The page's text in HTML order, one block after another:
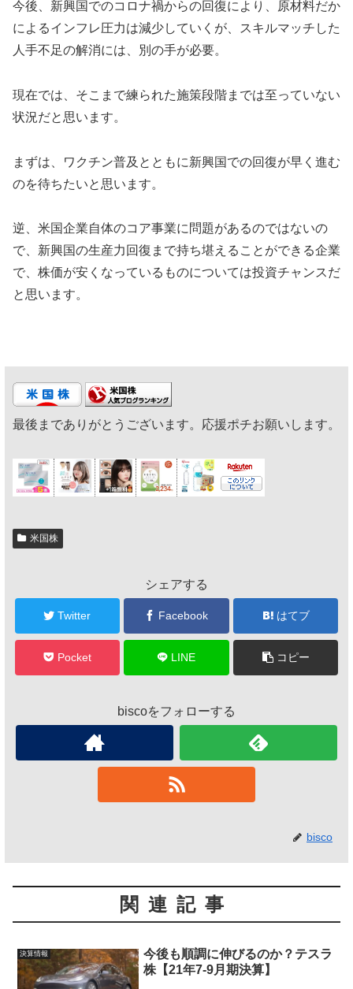
今後、新興国でのコロナ禍からの回復により、原材料だか
によるインフレ圧力は減少していくが、スキルマッチした
人手不足の解消には、別の手が必要。
現在では、そこまで練られた施策段階までは至っていない
状況だと思います。
まずは、ワクチン普及とともに新興国での回復が早く進む
のを待ちたいと思います。
逆、米国企業自体のコア事業に問題があるのではないの
で、新興国の生産力回復まで持ち堪えることができる企業
で、株価が安くなっているものについては投資チャンスだ
と思います。
最後までありがとうございます。応援ポチお願いします。
米国株
シェアする
Twitter Facebook はてブ
Pocket LINE コピー
biscoをフォローする
bisco
関連記事
決算情報
今後も順調に伸びるのか？テスラ
株【21年7-9月期決算】